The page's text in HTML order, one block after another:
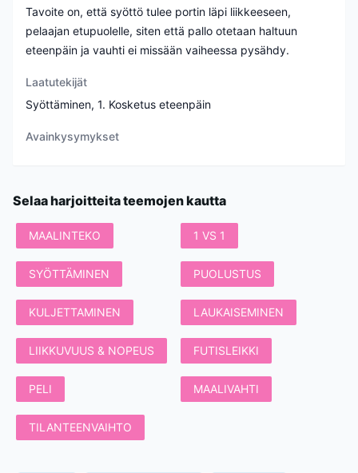
Tavoite on, että syöttö tulee portin läpi liikkeeseen,
pelaajan etupuolelle, siten että pallo otetaan haltuun
eteenpäin ja vauhti ei missään vaiheessa pysähdy.
Laatutekijät
Syöttäminen, 1. Kosketus eteenpäin
Avainkysymykset
Selaa harjoitteita teemojen kautta
MAALINTEKO 1 VS 1
SYÖTTÄMINEN PUOLUSTUS
KULJETTAMINEN LAUKAISEMINEN
LIIKKUVUUS & NOPEUS FUTISLEIKKI
PELI MAALIVAHTI
TILANTEENVAIHTO